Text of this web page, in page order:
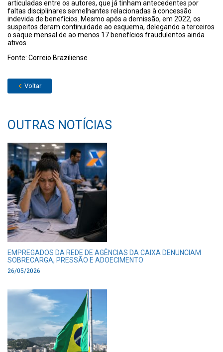
articuladas entre os autores, que já tinham antecedentes por
faltas disciplinares semelhantes relacionadas à concessão
indevida de benefícios. Mesmo após a demissão, em 2022, os
suspeitos deram continuidade ao esquema, delegando a terceiros
o saque mensal de ao menos 17 benefícios fraudulentos ainda
ativos.
Fonte: Correio Braziliense
Voltar
OUTRAS NOTÍCIAS
EMPREGADOS DA REDE DE AGÊNCIAS DA CAIXA DENUNCIAM
SOBRECARGA, PRESSÃO E ADOECIMENTO
26/05/2026